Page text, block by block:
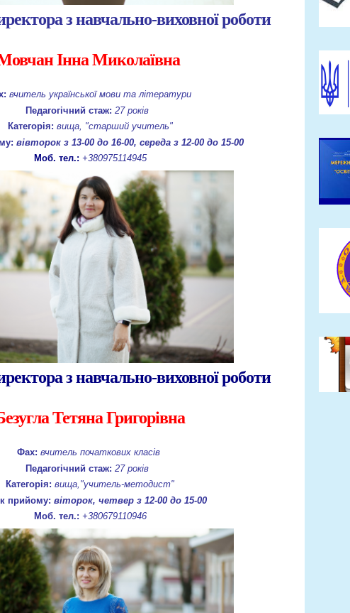
з навчально-виховної роботи
Інна Миколаївна
вчитель української мови та літератури
Педагогічний стаж:27 років
Категорія: вища, "старший учитель"
вівторок з 13-00 до 16-00, середа з 12-00 до 15-00
Моб. тел.: +380975114945
з навчально-виховної роботи
Тетяна Григорівна
Фах: вчитель початкових класів
Педагогічний стаж:27 років
Категорія:вища,"учитель-методист"
прийому: віторок, четвер з 12-00 до 15-00
Моб. тел.: +380679110946